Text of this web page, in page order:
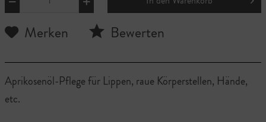
Merken Bewerten
Aprikosenöl-Pflege für Lippen, raue Körperstellen, Hände,
etc.